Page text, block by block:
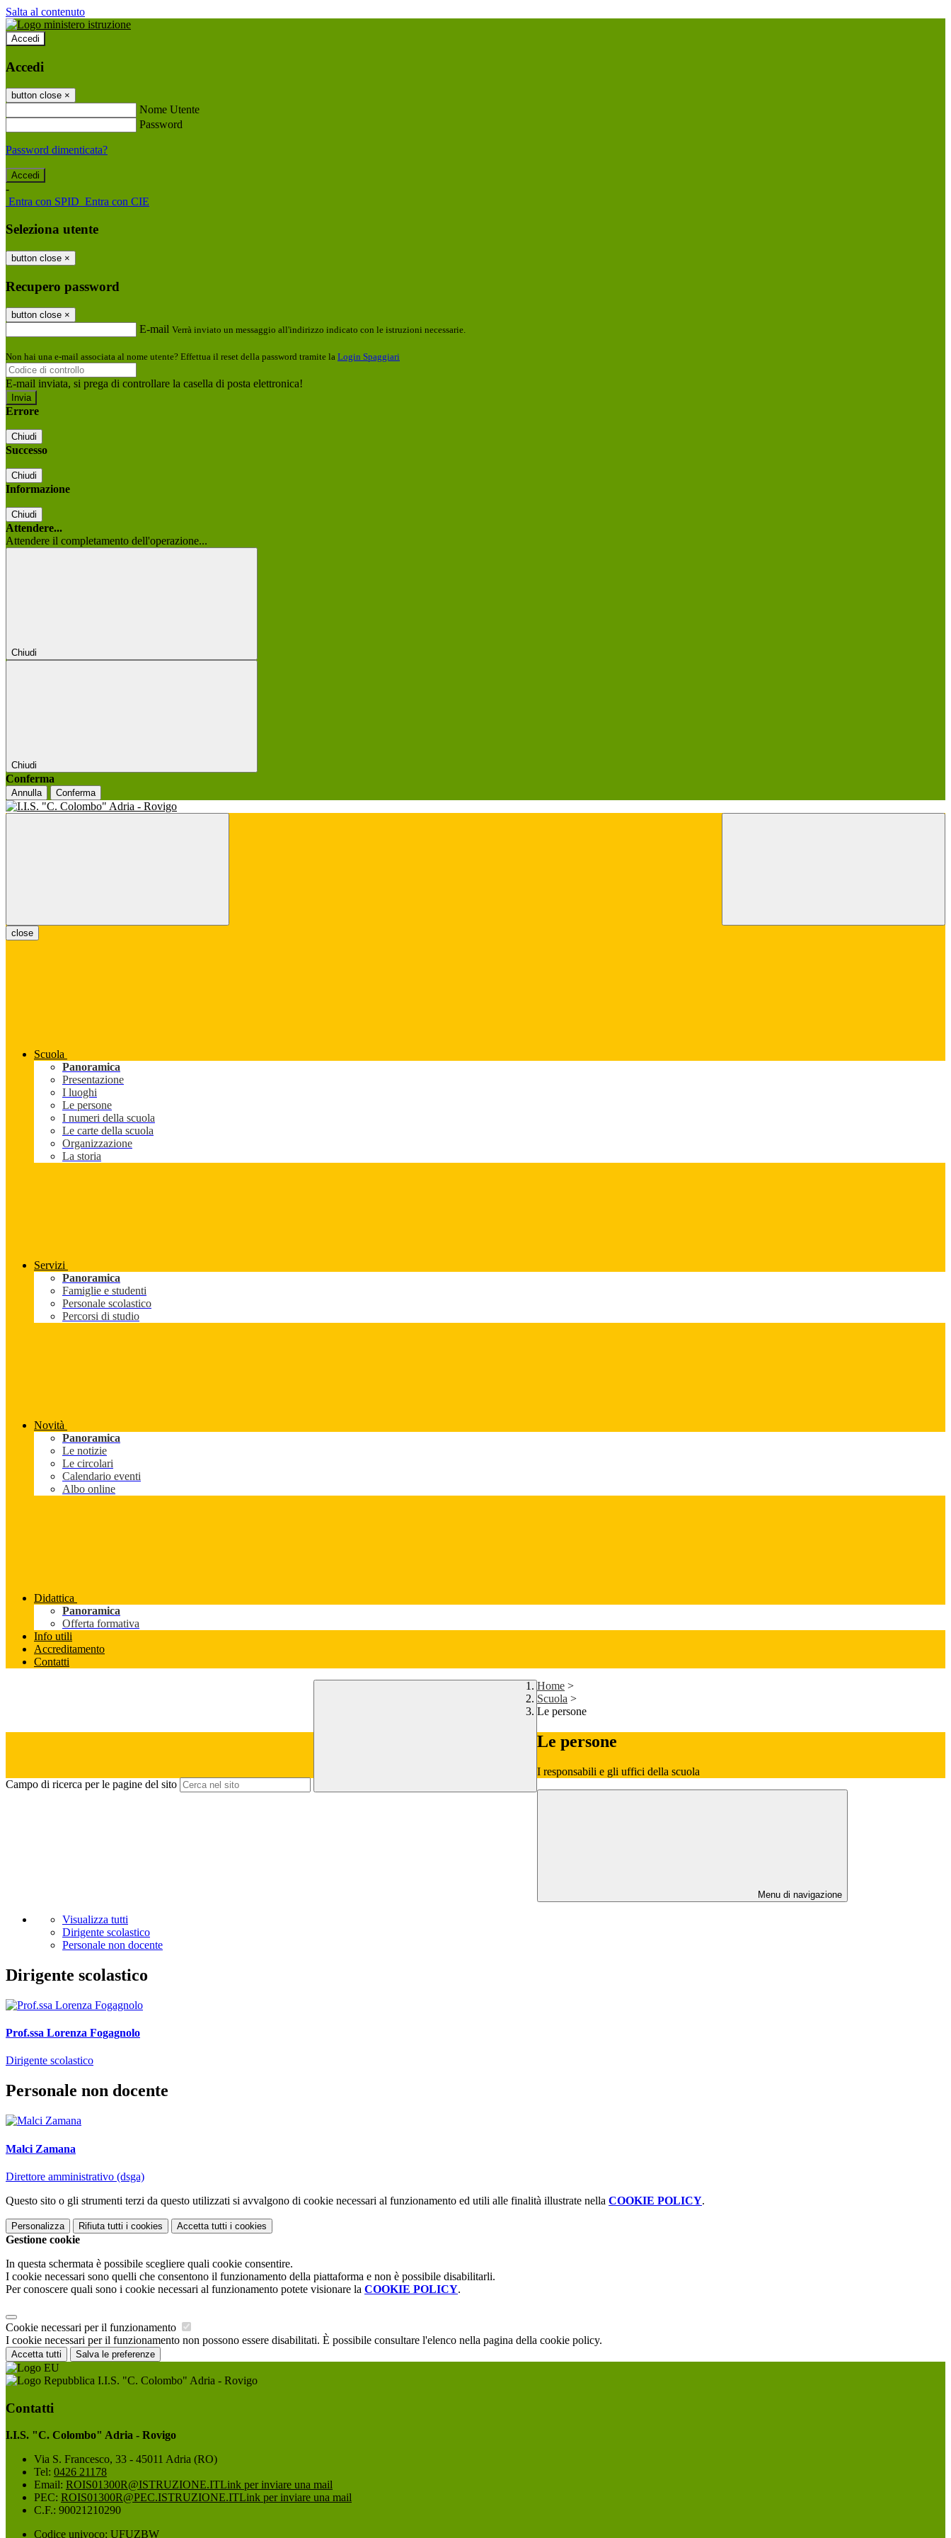
Salta al contenuto
Accedi
Accedi
button close ×
Nome Utente
Password
Password dimenticata?
-
Entra con SPID Entra con CIE
Seleziona utente
button close ×
Recupero password
button close ×
E-mail Verrà inviato un messaggio all'indirizzo indicato con le istruzioni necessarie.
Non hai una e-mail associata al nome utente? Effettua il reset della password tramite la Login Spaggiari
E-mail inviata, si prega di controllare la casella di posta elettronica!
Errore
Chiudi
Successo
Chiudi
Informazione
Chiudi
Attendere...
Attendere il completamento dell'operazione...
Chiudi
Chiudi
Conferma
Annulla Conferma
close
Scuola
Panoramica
Presentazione
I luoghi
Le persone
I numeri della scuola
Le carte della scuola
Organizzazione
La storia
Servizi
Panoramica
Famiglie e studenti
Personale scolastico
Percorsi di studio
Novità
Panoramica
Le notizie
Le circolari
Calendario eventi
Albo online
Didattica
Panoramica
Offerta formativa
Info utili
Accreditamento
Contatti
Campo di ricerca per le pagine del sito
Home >
Scuola >
Le persone
Le persone
I responsabili e gli uffici della scuola
Menu di navigazione
Visualizza tutti
Dirigente scolastico
Personale non docente
Dirigente scolastico
Prof.ssa Lorenza Fogagnolo
Dirigente scolastico
Personale non docente
Malci Zamana
Direttore amministrativo (dsga)
Questo sito o gli strumenti terzi da questo utilizzati si avvalgono di cookie necessari al funzionamento ed utili alle finalità illustrate nella COOKIE POLICY.
Personalizza Rifiuta tutti i cookies Accetta tutti i cookies
Gestione cookie
In questa schermata è possibile scegliere quali cookie consentire.
I cookie necessari sono quelli che consentono il funzionamento della piattaforma e non è possibile disabilitarli.
Per conoscere quali sono i cookie necessari al funzionamento potete visionare la COOKIE POLICY.
Cookie necessari per il funzionamento
I cookie necessari per il funzionamento non possono essere disabilitati. È possibile consultare l'elenco nella pagina della cookie policy.
Accetta tutti Salva le preferenze
I.I.S. "C. Colombo" Adria - Rovigo
Contatti
I.I.S. "C. Colombo" Adria - Rovigo
Via S. Francesco, 33 - 45011 Adria (RO)
Tel: 0426 21178
Email: ROIS01300R@ISTRUZIONE.ITLink per inviare una mail
PEC: ROIS01300R@PEC.ISTRUZIONE.ITLink per inviare una mail
C.F.: 90021210290
Codice univoco: UFUZBW